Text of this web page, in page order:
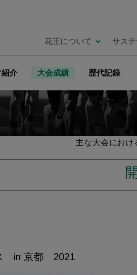
花王について サス
介 大会成績 歴代記録
主な大会におけ
in 京都 2021